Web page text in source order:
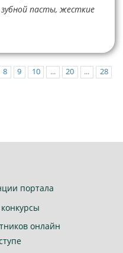
пасты, жесткие
8 9 10 ... 20 ...
28
портала
онлайн